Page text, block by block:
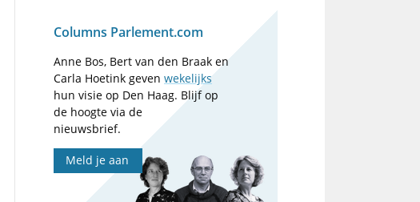
Columns Parlement.com
Anne Bos, Bert van den Braak en
Carla Hoetink gevenwekelijks
hun visie op Den Haag. Blijf op
de hoogte via de
nieuwsbrief.
Meld je aan